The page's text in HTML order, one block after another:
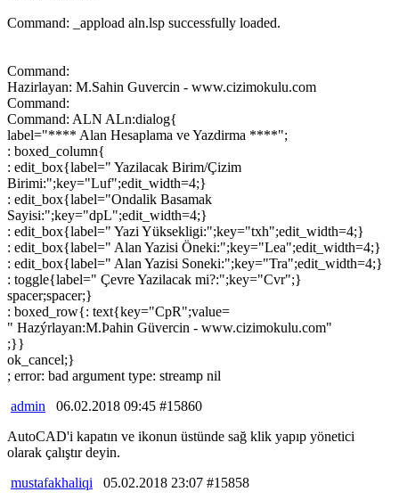
Command: _appload aln.lsp successfully loaded.
Command:
Hazirlayan: M.Sahin Guvercin - www.cizimokulu.com
Command:
Command: ALN ALn:dialog{
label="**** Alan Hesaplama ve Yazdirma ****";
: boxed_column{
: edit_box{label=" Yazilacak Birim/Çizim
Birimi:";key="Luf";edit_width=4;}
: edit_box{label="Ondalik Basamak
Sayisi:";key="dpL";edit_width=4;}
: edit_box{label=" Yazi Yüksekligi:";key="txh";edit_width=4;}
: edit_box{label=" Alan Yazisi Öneki:";key="Lea";edit_width=4;}
: edit_box{label=" Alan Yazisi Soneki:";key="Tra";edit_width=4;}
: toggle{label=" Çevre Yazilacak mi?:";key="Cvr";}
spacer;spacer;}
: boxed_row{: text{key="CpR";value=
" Hazýrlayan:M.Þahin Güvercin - www.cizimokulu.com"
;}}
ok_cancel;}
; error: bad argument type: streamp nil
admin 06.02.2018 09:45 #15860
AutoCAD'i kapatın ve ikonun üstünde sağ klik yapıp yönetici
olarak çalıştır deyin.
mustafakhaliqi 05.02.2018 23:07 #15858